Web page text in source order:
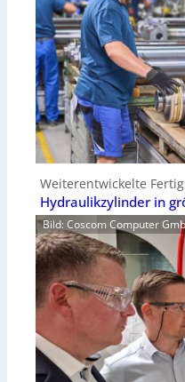
Weiterentwickelte
Hydraulikzylinder in
Bild: Coscom Computer